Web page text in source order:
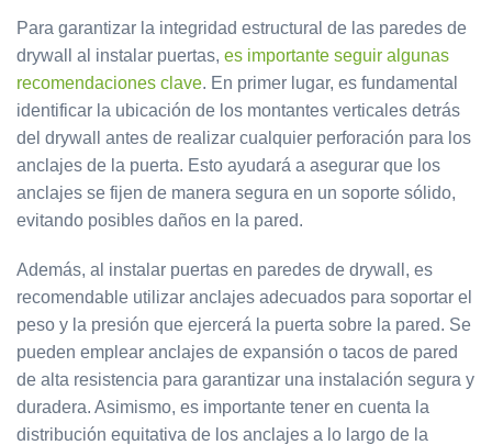
Para garantizar la integridad estructural de las paredes de
drywall al instalar puertas, es importante seguir algunas
recomendaciones clave. En primer lugar, es fundamental
identificar la ubicación de los montantes verticales detrás
del drywall antes de realizar cualquier perforación para los
anclajes de la puerta. Esto ayudará a asegurar que los
anclajes se fijen de manera segura en un soporte sólido,
evitando posibles daños en la pared.
Además, al instalar puertas en paredes de drywall, es
recomendable utilizar anclajes adecuados para soportar el
peso y la presión que ejercerá la puerta sobre la pared. Se
pueden emplear anclajes de expansión o tacos de pared
de alta resistencia para garantizar una instalación segura y
duradera. Asimismo, es importante tener en cuenta la
distribución equitativa de los anclajes a lo largo de la